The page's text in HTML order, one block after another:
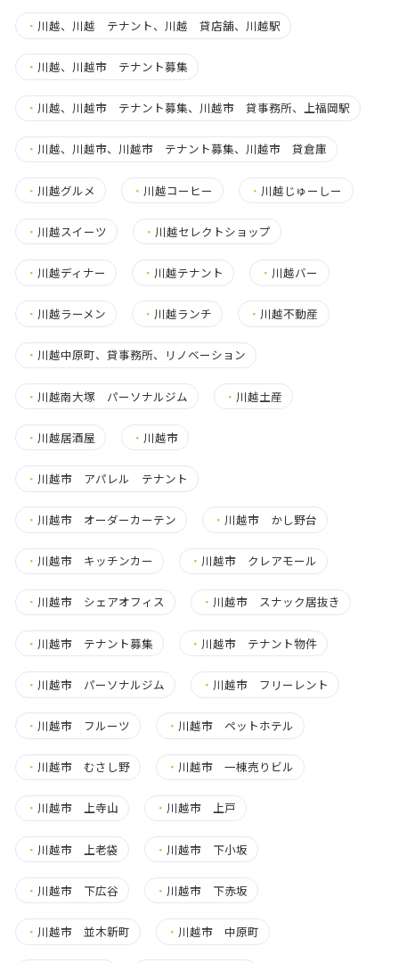
・ 川越、川越 テナント、川越 貸店舗、川越駅
・ 川越、川越市 テナント募集
・ 川越、川越市 テナント募集、川越市 貸事務所、上福岡駅
・ 川越、川越市、川越市 テナント募集、川越市 貸倉庫
・ 川越グルメ ・ 川越コーヒー ・ 川越じゅーしー
・ 川越スイーツ ・ 川越セレクトショップ
・ 川越ディナー ・ 川越テナント ・ 川越バー
・ 川越ラーメン ・ 川越ランチ ・ 川越不動産
・ 川越中原町、貸事務所、リノベーション
・ 川越南大塚 パーソナルジム ・ 川越土産
・ 川越居酒屋 ・ 川越市
・ 川越市 アパレル テナント
・ 川越市 オーダーカーテン ・ 川越市 かし野台
・ 川越市 キッチンカー ・ 川越市 クレアモール
・ 川越市 シェアオフィス ・ 川越市 スナック居抜き
・ 川越市 テナント募集 ・ 川越市 テナント物件
・ 川越市 パーソナルジム ・ 川越市 フリーレント
・ 川越市 フルーツ ・ 川越市 ペットホテル
・ 川越市 むさし野 ・ 川越市 一棟売りビル
・ 川越市 上寺山 ・ 川越市 上戸
・ 川越市 上老袋 ・ 川越市 下小坂
・ 川越市 下広谷 ・ 川越市 下赤坂
・ 川越市 並木新町 ・ 川越市 中原町